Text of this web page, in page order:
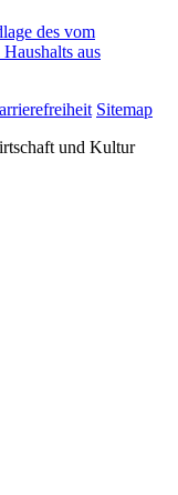
des vom
aus
Sitemap
und Kultur